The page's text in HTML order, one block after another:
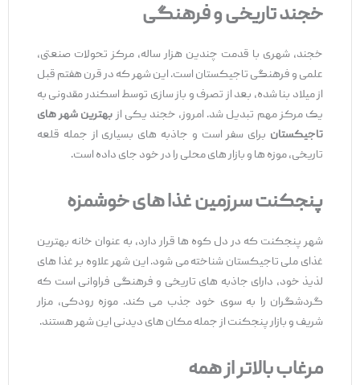
خجند تاریخی و فرهنگی
خجند، شهری با قدمت چندین هزار ساله، مرکز تحولات صنعتی،
علمی و فرهنگی تاجیکستان است. این شهر که در قرن هفتم قبل
از میلاد بنا شده، بعد از تصرف و باز سازی توسط اسکندر مقدونی به
یک مرکز مهم تبدیل شد. امروز، خجند یکی از بهترین شهر های
تاجیکستانبرای سفر است و جاذبه ‌های بسیاری از جمله قلعه
تاریخی، موزه‌ ها و بازار های محلی را در خود جای داده است.
پنجکنت سرزمین غذا های خوشمزه
شهر پنجکنت که در دل کوه‌ ها قرار دارد، به عنوان خانه بهترین
غذای ملی تاجیکستان شناخته می ‌شود. این شهر علاوه بر غذا های
لذیذ خود، دارای جاذبه ‌های تاریخی و فرهنگی فراوانی است که
گردشگران را به سوی خود جذب می ‌کند. موزه رودکی، مزار
شریف و بازار پنجکنت از جمله مکان‌ های دیدنی این شهر هستند.
مرغاب بالاتر از همه